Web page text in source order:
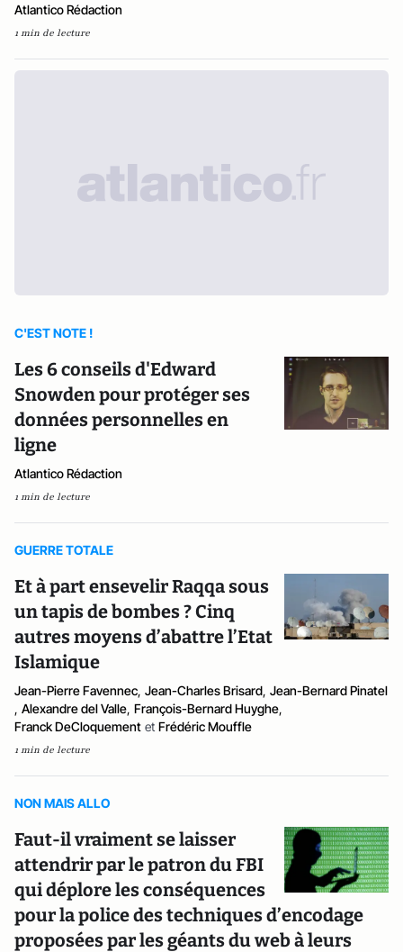
Atlantico Rédaction
1 min de lecture
C'EST NOTE !
Les 6 conseils d'Edward
Snowden pour protéger ses
données personnelles en
ligne
Atlantico Rédaction
1 min de lecture
GUERRE TOTALE
Et à part ensevelir Raqqa sous
un tapis de bombes ? Cinq
autres moyens d’abattre l’Etat
Islamique
Jean-Pierre Favennec, Jean-Charles Brisard, Jean-Bernard Pinatel
, Alexandre del Valle, François-Bernard Huyghe,
Franck DeCloquement et Frédéric Mouffle
1 min de lecture
NON MAIS ALLO
Faut-il vraiment se laisser
attendrir par le patron du FBI
qui déplore les conséquences
pour la police des techniques d’encodage
proposées par les géants du web à leurs